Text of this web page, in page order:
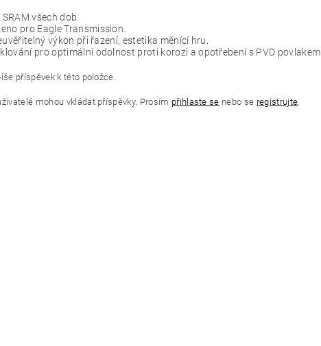
všech dob.
pro Eagle Transmission.
výkon při řazení, estetika měnící hru.
pro optimální odolnost proti korozi a opotřebení s PVD povlakem.
příspěvek k této položce.
mohou vkládat příspěvky. Prosím přihlaste se nebo se registrujte.